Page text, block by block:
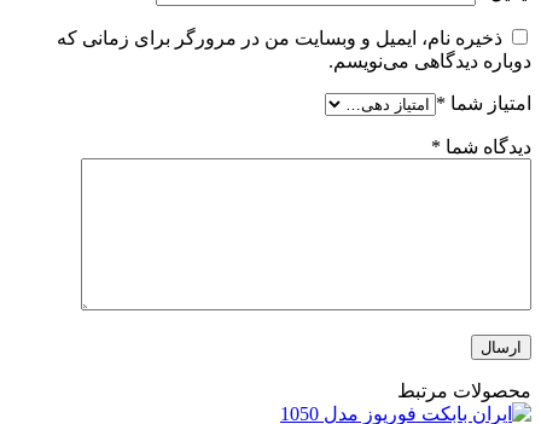
ذخیره نام، ایمیل و وبسایت من در مرورگر برای زمانی که
دوباره دیدگاهی می‌نویسم.
امتیاز شما *
دیدگاه شما *
محصولات مرتبط